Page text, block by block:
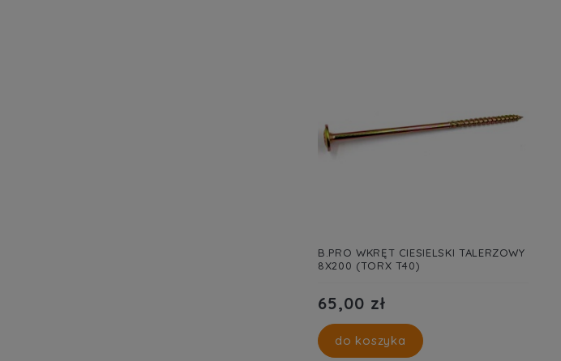
B.PRO WKRĘT CIESIELSKI TALERZOWY
8X200 (TORX T40)
65,00 zł
do koszyka